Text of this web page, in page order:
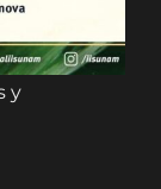
y